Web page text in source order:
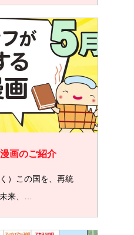
画のご紹介
）この国を、再統
来、…